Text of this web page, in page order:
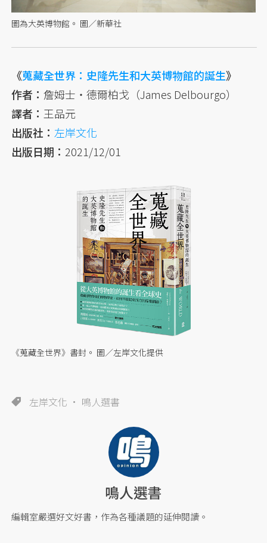
圖為大英博物館。 圖／新華社
《蒐藏全世界：史隆先生和大英博物館的誕生》
作者：詹姆士・德爾柏戈（James Delbourgo）
譯者： 王品元
出版社： 左岸文化
出版日期： 2021/12/01
《蒐藏全世界》書封。 圖／左岸文化提供
左岸文化 鳴人選書
鳴人選書
編輯室嚴選好文好書，作為各種議題的延伸閱讀。